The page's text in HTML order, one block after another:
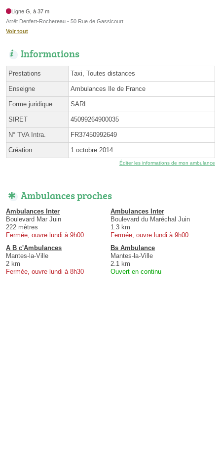
Ligne G, à 37 m
Arrêt Denfert-Rochereau - 50 Rue de Gassicourt
Voir tout
Informations
Prestations Taxi, Toutes distances
Enseigne Ambulances Ile de France
Forme juridique SARL
SIRET 45099264900035
N° TVA Intra. FR37450992649
Création 1 octobre 2014
Éditer les informations de mon ambulance
Ambulances proches
Ambulances Inter
Boulevard Mar Juin
222 mètres
Fermée, ouvre lundi à 9h00
Ambulances Inter
Boulevard du Maréchal Juin
1.3 km
Fermée, ouvre lundi à 9h00
A B c'Ambulances
Mantes-la-Ville
2 km
Fermée, ouvre lundi à 8h30
Bs Ambulance
Mantes-la-Ville
2.1 km
Ouvert en continu